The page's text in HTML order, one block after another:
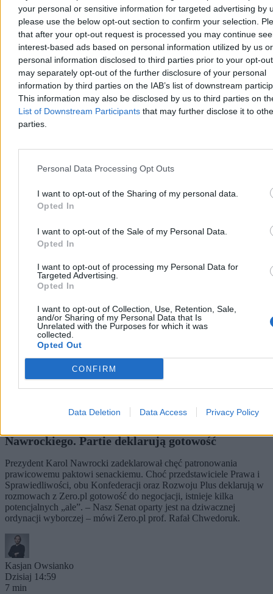
your personal or sensitive information for targeted advertising by
please use the below opt-out section to confirm your selection.
that after your opt-out request is processed you may continue
interest-based ads based on personal information utilized by us or
personal information disclosed to third parties prior to your opt-
may separately opt-out of the further disclosure of your personal
information by third parties on the IAB’s list of downstream
This information may also be disclosed by us to third parties on
List of Downstream Participants that may further disclose it to
parties.
Personal Data Processing Opt Outs
I want to opt-out of the Sharing of my personal data.
Opted In
I want to opt-out of the Sale of my Personal Data.
Opted In
I want to opt-out of processing my Personal Data for
Targeted Advertising.
Opted In
I want to opt-out of Collection, Use, Retention, Sale,
and/or Sharing of my Personal Data that Is
Unrelated with the Purposes for which it was
collected.
Opted Out
CONFIRM
Data Deletion Data Access Privacy Policy
Tomasz Pałasz
Dzisiaj 15:39
4 min
Reklama
Reklama
Kraj
Nawrockiego. Partie deklarują gotowość
Prezydent Karol Nawrocki zadeklarował chęć patronowania
prawicowemu paktowi senackiemu. Choć przedstawiciele Prawa i
Sprawiedliwości, obu Konfederacji oraz Rozwoju Plus deklarują w
rozmowach z Zero.pl gotowość do negocjacji, istnieje kilka
potencjalnych „ale”. – Nasz Senat oparty jest na dziwacznej
ordynacji wyborczej – mówi Zero.pl prof. Rafał Chwedoruk.
Kasjan Owsianko
Dzisiaj 14:59
7 min